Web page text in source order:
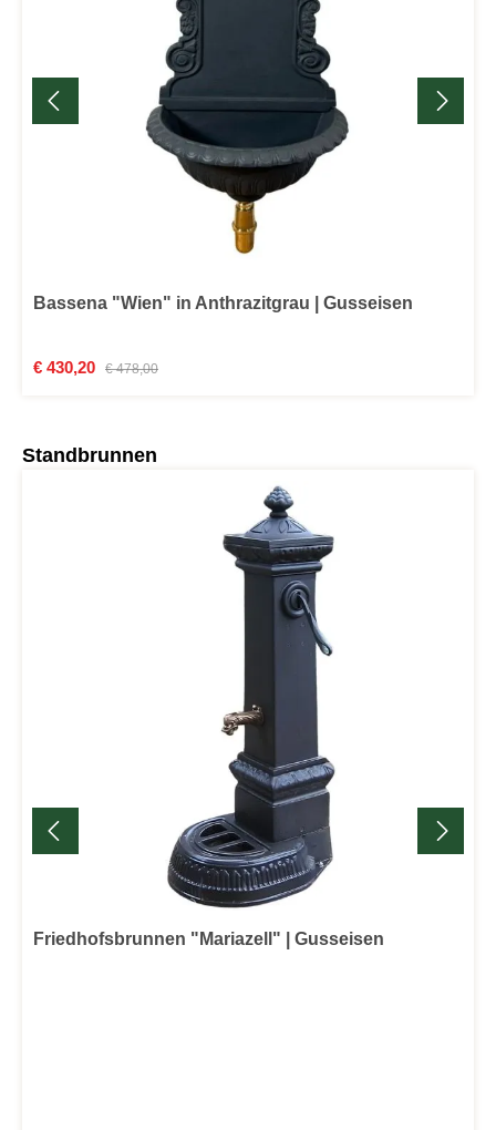
Bassena "Wien" in Anthrazitgrau | Gusseisen
Verkaufspreis:
€ 430,20 Regulärer Preis:
€ 478,00
Produktgalerie überspringen
Standbrunnen
Friedhofsbrunnen "Mariazell" | Gusseisen